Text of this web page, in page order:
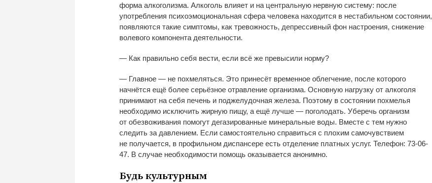
форма алкоголизма. Алкоголь влияет и на центральную нервную систему: после
употребления психоэмоциональная сфера человека находится в нестабильном состоянии,
появляются такие симптомы, как тревожность, депрессивный фон настроения, снижение
волевого компонента деятельности.
— Как правильно себя вести, если всё же превысили норму?
— Главное — не похмеляться. Это принесёт временное облегчение, после которого
начнётся ещё более серьёзное отравление организма. Основную нагрузку от алкоголя
принимают на себя печень и поджелудочная железа. Поэтому в состоянии похмелья
необходимо исключить жирную пищу, а ещё лучше — поголодать. Уберечь организм
от обезвоживания помогут дегазированные минеральные воды. Вместе с тем нужно
следить за давлением. Если самостоятельно справиться с плохим самочувствием
не получается, в профильном диспансере есть отделение платных услуг. Телефон: 73-06-
47. В случае необходимости помощь оказывается анонимно.
Будь культурным